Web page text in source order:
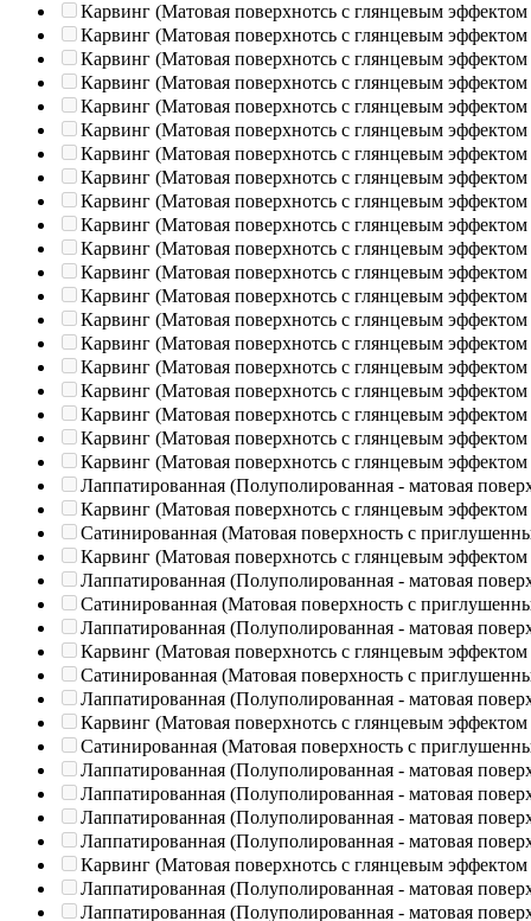
Карвинг (Матовая поверхнотсь с глянцевым эффектом
Карвинг (Матовая поверхнотсь с глянцевым эффектом
Карвинг (Матовая поверхнотсь с глянцевым эффектом
Карвинг (Матовая поверхнотсь с глянцевым эффектом
Карвинг (Матовая поверхнотсь с глянцевым эффектом
Карвинг (Матовая поверхнотсь с глянцевым эффектом
Карвинг (Матовая поверхнотсь с глянцевым эффектом
Карвинг (Матовая поверхнотсь с глянцевым эффектом
Карвинг (Матовая поверхнотсь с глянцевым эффектом
Карвинг (Матовая поверхнотсь с глянцевым эффектом
Карвинг (Матовая поверхнотсь с глянцевым эффектом
Карвинг (Матовая поверхнотсь с глянцевым эффектом
Карвинг (Матовая поверхнотсь с глянцевым эффектом
Карвинг (Матовая поверхнотсь с глянцевым эффектом
Карвинг (Матовая поверхнотсь с глянцевым эффектом
Карвинг (Матовая поверхнотсь с глянцевым эффектом
Карвинг (Матовая поверхнотсь с глянцевым эффектом
Карвинг (Матовая поверхнотсь с глянцевым эффектом
Карвинг (Матовая поверхнотсь с глянцевым эффектом
Карвинг (Матовая поверхнотсь с глянцевым эффектом
Лаппатированная (Полуполированная - матовая
Карвинг (Матовая поверхнотсь с глянцевым эффектом
Сатинированная (Матовая поверхность с
Карвинг (Матовая поверхнотсь с глянцевым эффектом
Лаппатированная (Полуполированная - матовая
Сатинированная (Матовая поверхность с
Лаппатированная (Полуполированная - матовая
Карвинг (Матовая поверхнотсь с глянцевым эффектом
Сатинированная (Матовая поверхность с
Лаппатированная (Полуполированная - матовая
Карвинг (Матовая поверхнотсь с глянцевым эффектом
Сатинированная (Матовая поверхность с
Лаппатированная (Полуполированная - матовая
Лаппатированная (Полуполированная - матовая
Лаппатированная (Полуполированная - матовая
Лаппатированная (Полуполированная - матовая
Карвинг (Матовая поверхнотсь с глянцевым эффектом
Лаппатированная (Полуполированная - матовая
Лаппатированная (Полуполированная - матовая